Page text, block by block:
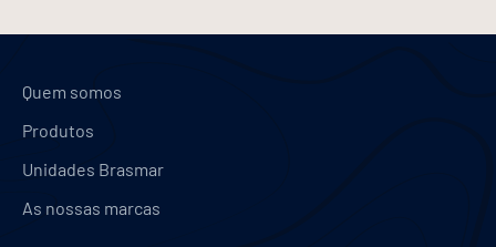
Quem somos
Produtos
Unidades Brasmar
As nossas marcas